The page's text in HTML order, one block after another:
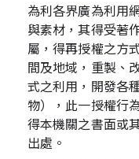
為利各界廣為利用
與素材，其得受著
屬，得再授權之方
間及地域，重製、
式之利用，開發各
物），此一授權行
得本機關之書面或
出處。